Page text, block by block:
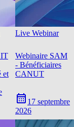
IT
et
Live Webinar
Webinaire SAM
- Bénéficiaires
CANUT
17 septembre
2026